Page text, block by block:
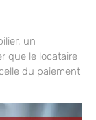
un
que le locataire
du paiement